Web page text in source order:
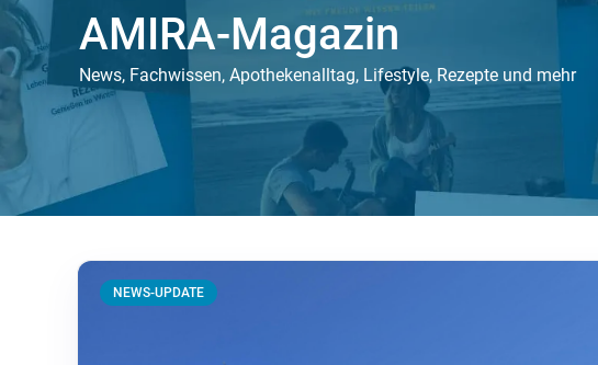
AMIRA-Magazin
News, Fachwissen, Apothekenalltag, Lifestyle, Rezepte und mehr
NEWS-UPDATE